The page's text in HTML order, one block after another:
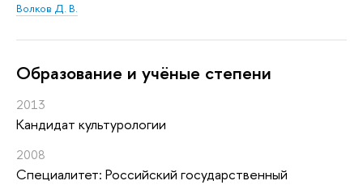
Волков Д. В.
Oбразование и учёные степени
2013
Кандидат культурологии
2008
Специалитет: Российский государственный